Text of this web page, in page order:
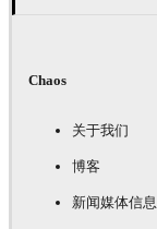
Chaos
关于我们
博客
新闻媒体信息